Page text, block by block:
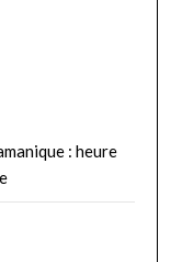
: heure